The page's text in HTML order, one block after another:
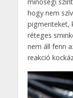
hogy nem
pigmenteket,
réteges
nem áll fenn
reakció